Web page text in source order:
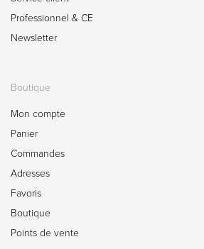
Professionnel & CE
Newsletter
Boutique
Mon compte
Panier
Commandes
Adresses
Favoris
Boutique
Points de vente